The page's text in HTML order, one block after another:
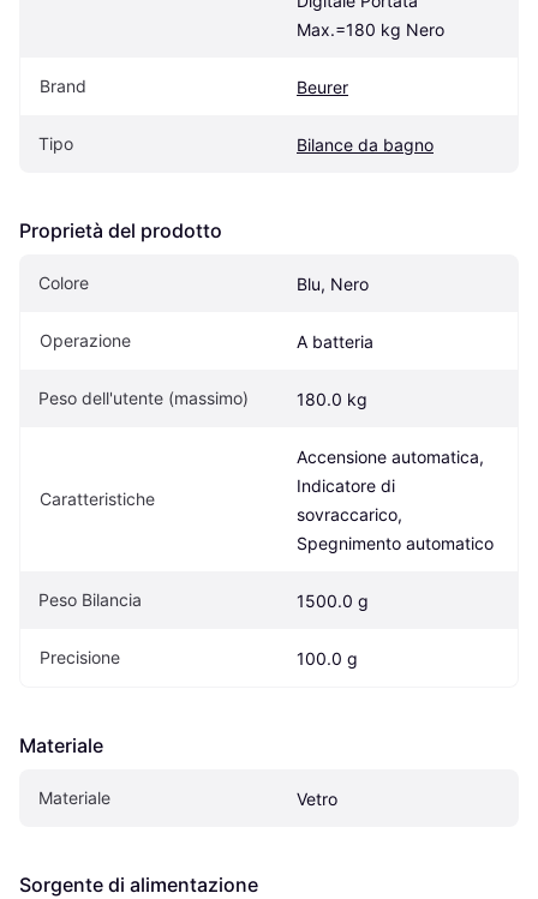
Max.=180 kg Nero
Brand Beurer
Tipo Bilance da bagno
Proprietà del prodotto
Colore Blu, Nero
Operazione A batteria
Peso dell'utente (massimo) 180.0 kg
Caratteristiche
Accensione automatica,
Indicatore di
sovraccarico,
Spegnimento automatico
Peso Bilancia 1500.0 g
Precisione 100.0 g
Materiale
Materiale Vetro
Sorgente di alimentazione